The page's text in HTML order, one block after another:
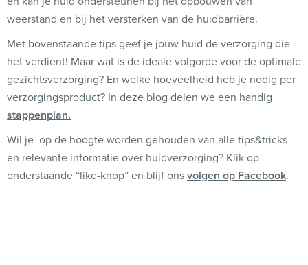
weerstand en bij het versterken van de huidbarrière.
Met bovenstaande tips geef je jouw huid de verzorging die
het verdient! Maar wat is de ideale volgorde voor de optimale
gezichtsverzorging? En welke hoeveelheid heb je nodig per
verzorgingsproduct? In deze blog delen we een handig
stappenplan.
Wil je op de hoogte worden gehouden van alle tips&tricks
en relevante informatie over huidverzorging? Klik op
onderstaande “like-knop” en blijf onsvolgen op Facebook.